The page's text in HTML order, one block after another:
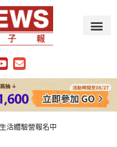
活體驗營報名中